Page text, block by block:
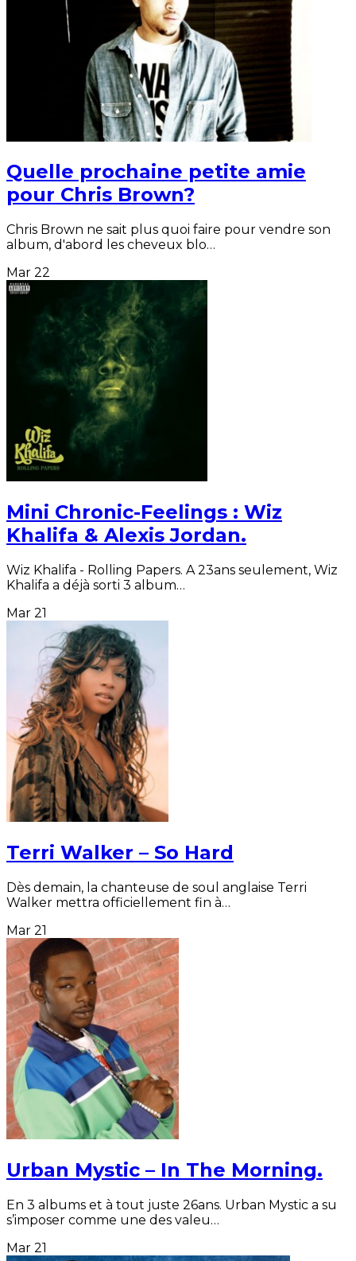
Quelle prochaine petite amie
pour Chris Brown?
Chris Brown ne sait plus quoi faire pour vendre son
album, d'abord les cheveux blo…
Mar 22
Mini Chronic-Feelings : Wiz
Khalifa & Alexis Jordan.
Wiz Khalifa - Rolling Papers. A 23ans seulement, Wiz
Khalifa a déjà sorti 3 album…
Mar 21
Terri Walker – So Hard
Dès demain, la chanteuse de soul anglaise Terri
Walker mettra officiellement fin à…
Mar 21
Urban Mystic – In The Morning.
En 3 albums et à tout juste 26ans. Urban Mystic a su
s’imposer comme une des valeu…
Mar 21